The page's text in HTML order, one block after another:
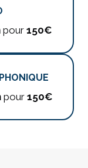
pour 150€
pour 150€